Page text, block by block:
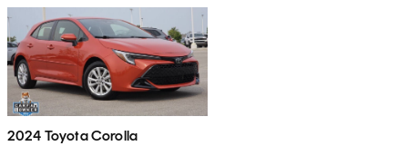
2024 Toyota Corolla